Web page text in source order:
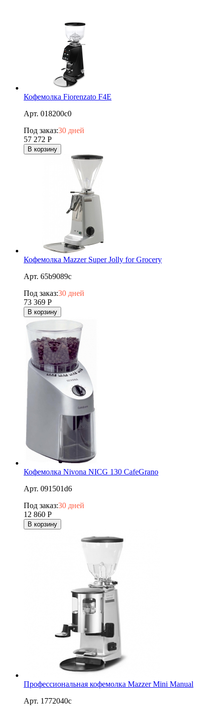
Кофемолка Fiorenzato F4E
Арт. 018200c0
Под заказ:30 дней
57 272 Р
В корзину
Кофемолка Mazzer Super Jolly for Grocery
Арт. 65b9089c
Под заказ:30 дней
73 369 Р
В корзину
Кофемолка Nivona NICG 130 CafeGrano
Арт. 091501d6
Под заказ:30 дней
12 860 Р
В корзину
Профессиональная кофемолка Mazzer Mini Manual
Арт. 1772040c